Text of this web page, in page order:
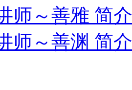
师～善雅 简介
师～善渊 简介